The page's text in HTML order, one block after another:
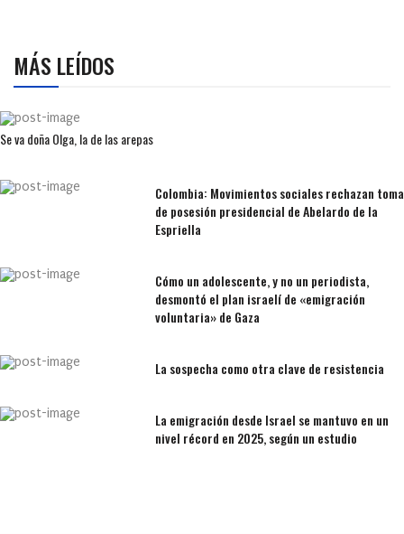
MÁS LEÍDOS
Se va doña Olga, la de las arepas
Colombia: Movimientos sociales rechazan toma
de posesión presidencial de Abelardo de la
Espriella
Cómo un adolescente, y no un periodista,
desmontó el plan israelí de «emigración
voluntaria» de Gaza
La sospecha como otra clave de resistencia
La emigración desde Israel se mantuvo en un
nivel récord en 2025, según un estudio